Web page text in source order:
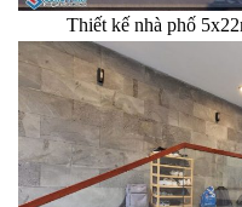
Thiết kế nhà phố